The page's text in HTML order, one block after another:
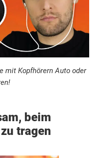
mit Kopfhörern Auto oder
beim
tragen